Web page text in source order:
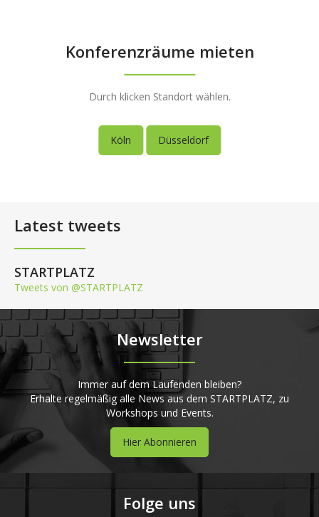
Konferenzräume mieten
Durch klicken Standort wählen.
Köln Düsseldorf
Latest tweets
STARTPLATZ
Tweets von @STARTPLATZ
Newsletter
Immer auf dem Laufenden bleiben?
Erhalte regelmäßig alle News aus dem STARTPLATZ, zu
Workshops und Events.
Hier Abonnieren
Folge uns